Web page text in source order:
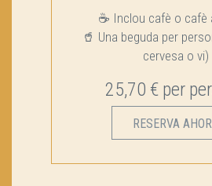
☕ Inclou cafè o cafè
🥤 Una beguda per
cervesa o vi)
25,70 € per
RESERVA